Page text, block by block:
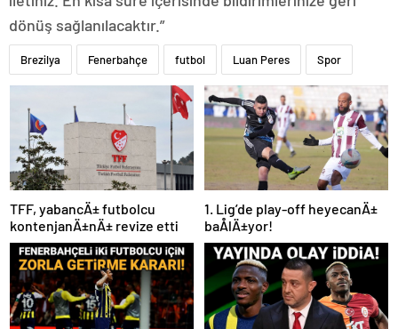
dönüş sağlanılacaktır.”
Brezilya Fenerbahçe futbol Luan Peres Spor
TFF, yabancÄ± futbolcu
kontenjanÄ±nÄ± revize etti
1. Lig’de play-off heyecanÄ±
baÅlÄ±yor!